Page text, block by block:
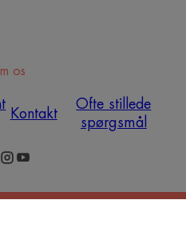
virkelig har brug for med
og opdag den mest
for dig.
os
Kontakt
Ofte stillede
spørgsmål